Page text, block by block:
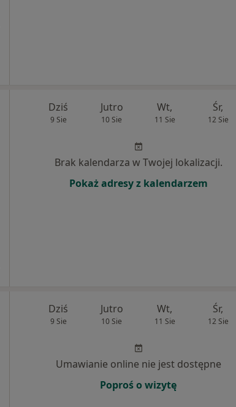
Dziś
9 Sie
Jutro
10 Sie
Wt,
11 Sie
Śr,
12 Sie
Brak kalendarza w Twojej lokalizacji.
Pokaż adresy z kalendarzem
Dziś
9 Sie
Jutro
10 Sie
Wt,
11 Sie
Śr,
12 Sie
Umawianie online nie jest dostępne
Poproś o wizytę